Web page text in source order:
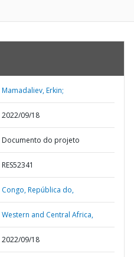
Mamadaliev, Erkin;
2022/09/18
Documento do projeto
RES52341
Congo,República do,
Western and Central Africa,
2022/09/18